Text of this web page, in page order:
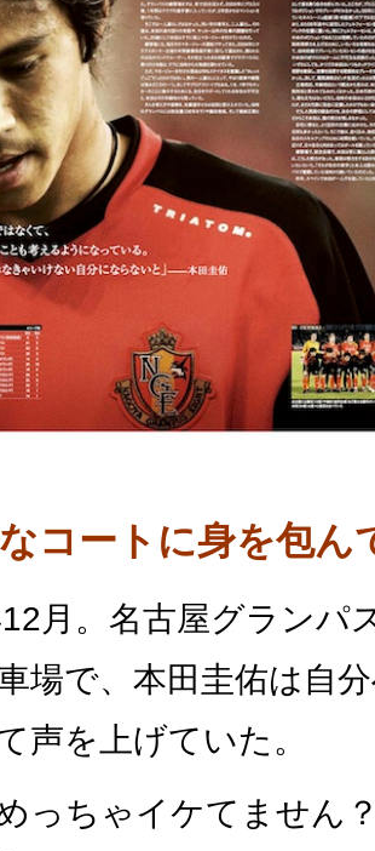
コートに身を包ん
月。名古屋グランパ
場で、本田圭佑は自
声を上げていた。
めっちゃイケてません